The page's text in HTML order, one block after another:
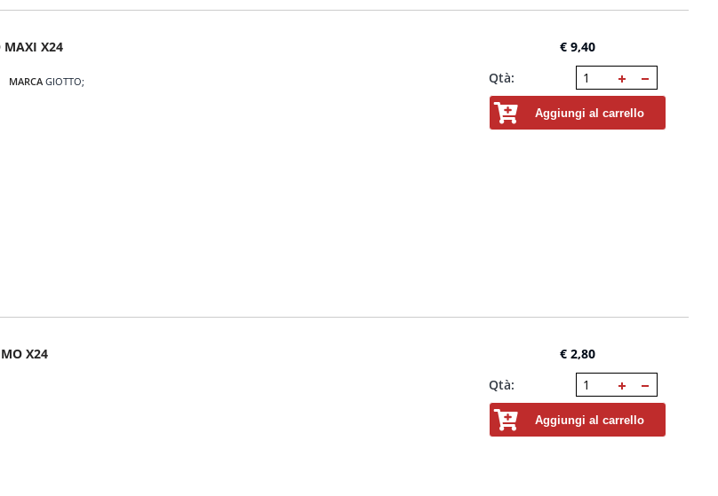
MAXI X24
MARCA GIOTTO
€ 9,40
Qtà:
Aggiungi al carrello
X24
€ 2,80
Qtà:
Aggiungi al carrello